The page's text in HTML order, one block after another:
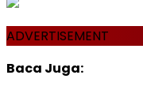
ADVERTISEMENT
Baca Juga: